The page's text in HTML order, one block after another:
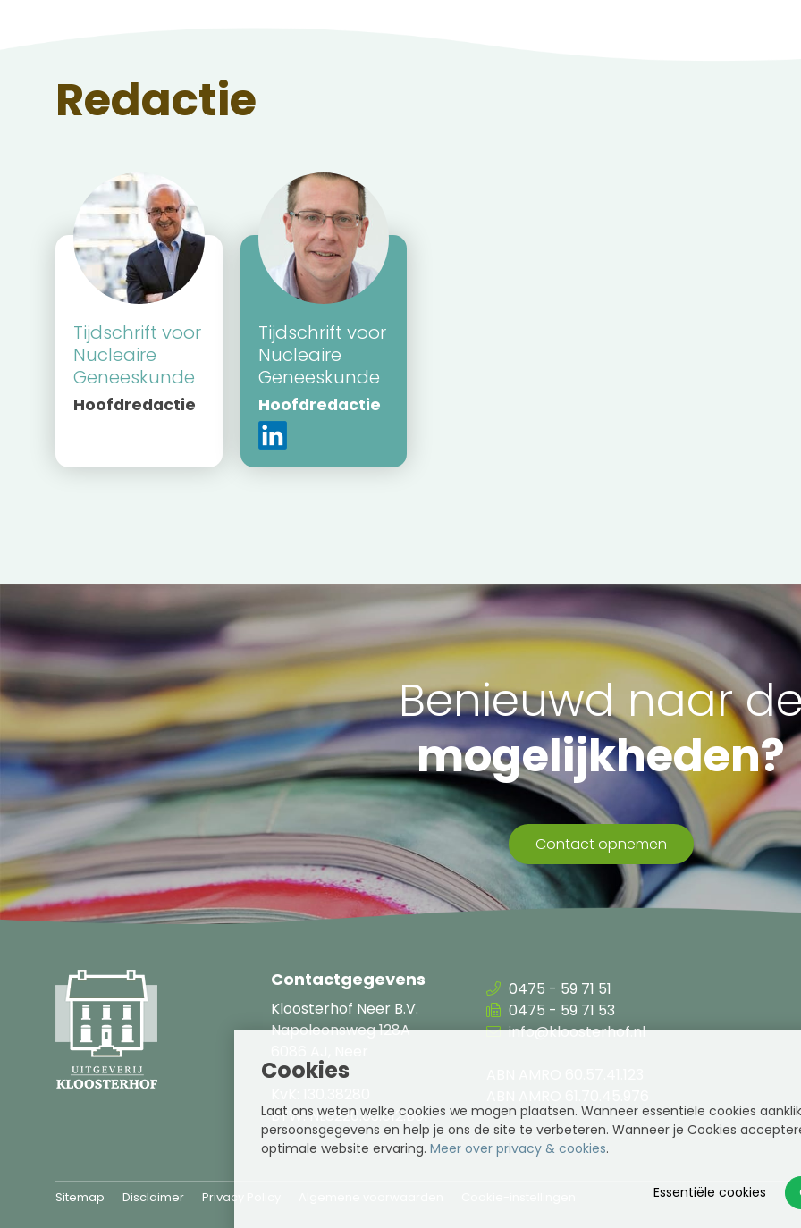
Cookies
Laat ons weten welke cookies we mogen plaatsen. Wanneer essentiële cookies
persoonsgegevens en help je ons de site te verbeteren. Wanneer je Cookies
optimale website ervaring. Meer over privacy & cookies.
Essentiële cookies
Redactie
Tijdschrift voor
Nucleaire
Geneeskunde
Hoofdredactie
Tijdschrift voor
Nucleaire
Geneeskunde
Hoofdredactie
Benieuwd naar
mogelijkheden?
Contact opnemen
Contactgegevens
Kloosterhof Neer B.V.
Napoleonsweg 128A
BTW: NL8220.03.612.B01
0475 - 59 71 51
0475 - 59 71 53
info@kloosterhof.nl
Sitemap Disclaimer Privacy Policy